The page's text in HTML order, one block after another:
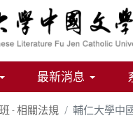
最新消息
- 相關法規 輔仁大學中